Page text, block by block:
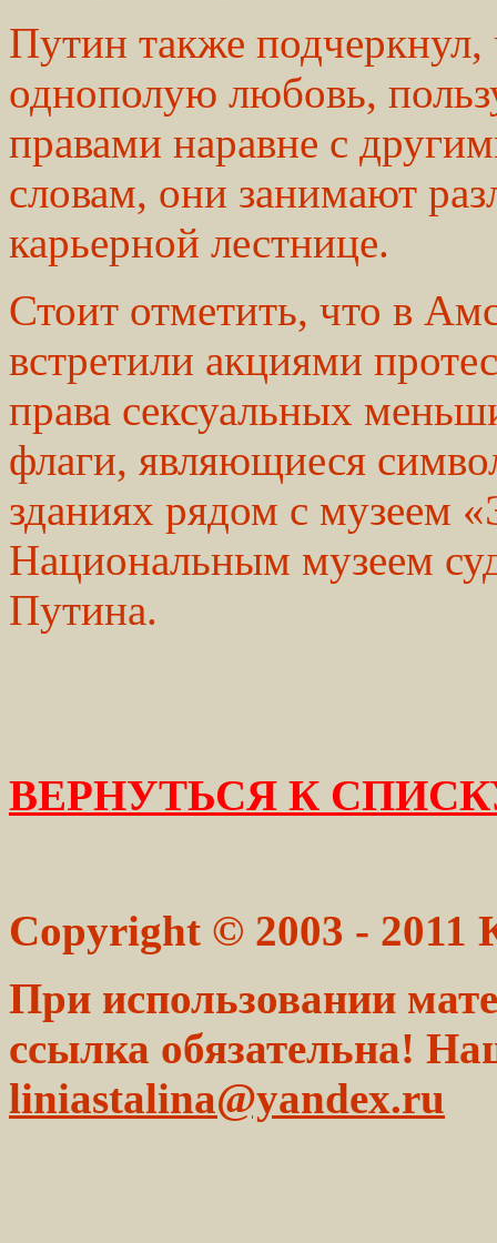
Путин также
однополую любовь,
правами наравне с
словам, они занимают
карьерной лестнице.
Стоит отметить, что в
встретили акциями
права сексуальных
флаги, являющиеся
зданиях рядом с музеем
Национальным музеем
Путина.
ВЕРНУТЬСЯ К
Copyright © 2003 - 2011
При использовании
ссылка обязательна!
liniastalina@yandex.ru